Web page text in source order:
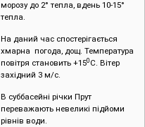
морозу до 2° тепла, вдень 10-15°
тепла.
На даний час спостерігається
хмарна погода, дощ. Температура
повітря становить +150 С. Вітер
західний 3 м/с.
В суббасейні річки Прут
переважають невеликі підйоми
рівнів води.